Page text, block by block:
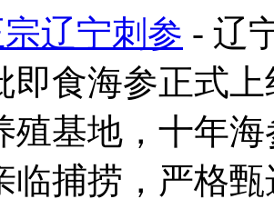
辽宁刺参 - 辽
即食海参正式
殖基地，十年
临捕捞，严格